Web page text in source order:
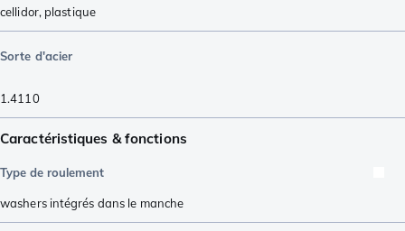
cellidor, plastique
Sorte d'acier
1.4110
Caractéristiques & fonctions
Type de roulement
washers intégrés dans le manche